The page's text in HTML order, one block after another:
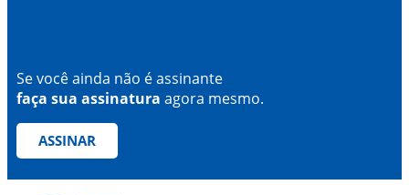
Se você ainda não é assinante
faça sua assinatura agora mesmo.
ASSINAR